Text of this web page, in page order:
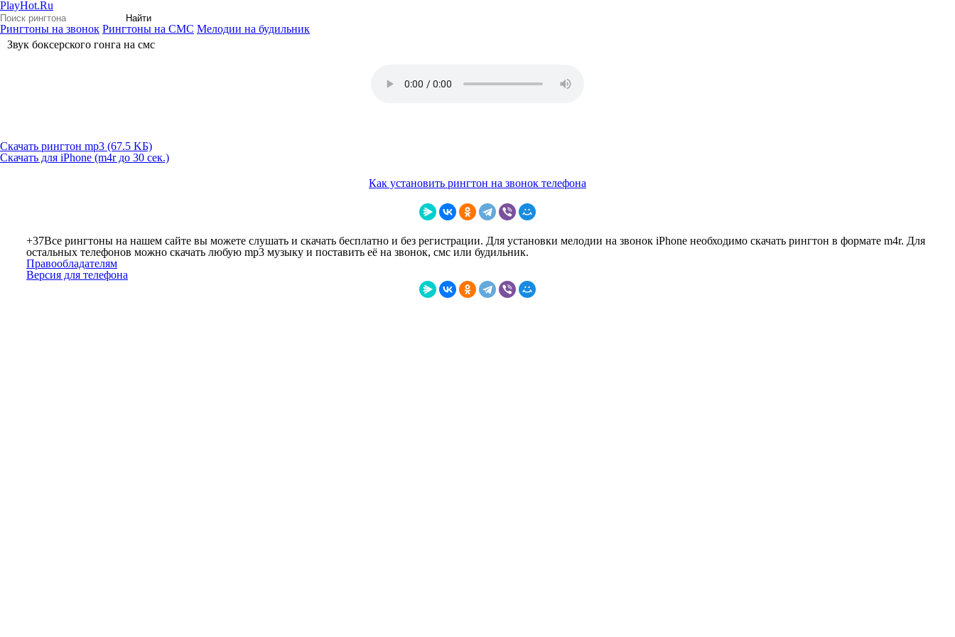
PlayHot.Ru
Найти
Рингтоны на звонок Рингтоны на СМС Мелодии на будильник
Звук боксерского гонга на смс
Скачать рингтон mp3 (67.5 KБ)
Скачать для iPhone (m4r до 30 сек.)
Как установить рингтон на звонок телефона
+37Все рингтоны на нашем сайте вы можете слушать и скачать бесплатно и без регистрации. Для установки мелодии на звонок iPhone необходимо скачать рингтон в формате m4r. Для
остальных телефонов можно скачать любую mp3 музыку и поставить её на звонок, смс или будильник.
Правообладателям
Версия для телефона